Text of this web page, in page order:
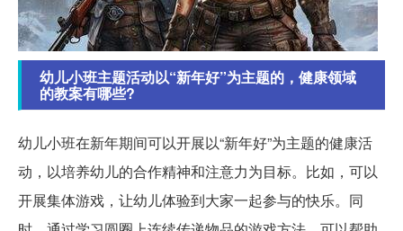
幼儿小班主题活动以“新年好”为主题的，健康领域
的教案有哪些?
幼儿小班在新年期间可以开展以“新年好”为主题的健康活
动，以培养幼儿的合作精神和注意力为目标。比如，可以
开展集体游戏，让幼儿体验到大家一起参与的快乐。同